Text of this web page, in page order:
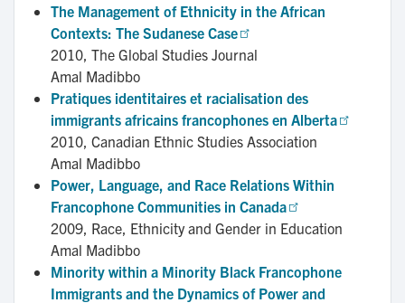
The Management of Ethnicity in the African
Contexts: The Sudanese Case
2010, The Global Studies Journal
Amal Madibbo
Pratiques identitaires et racialisation des
immigrants africains francophones en Alberta
2010, Canadian Ethnic Studies Association
Amal Madibbo
Power, Language, and Race Relations Within
Francophone Communities in Canada
2009, Race, Ethnicity and Gender in Education
Amal Madibbo
Minority within a Minority Black Francophone
Immigrants and the Dynamics of Power and